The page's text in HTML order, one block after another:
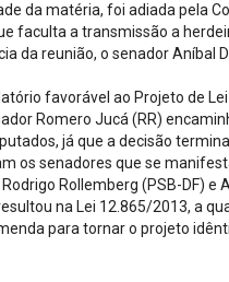
da matéria, foi adiada pela
faculta a transmissão a
da reunião, o senador Aníbal
favorável ao Projeto de
Romero Jucá (RR)
já que a decisão
os senadores que se
Rollemberg (PSB-DF) e
na Lei 12.865/2013, a
para tornar o projeto